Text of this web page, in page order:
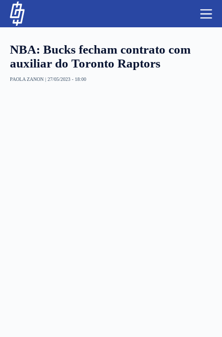
NBA: Bucks fecham contrato com
auxiliar do Toronto Raptors
PAOLA ZANON | 27/05/2023 - 18:00